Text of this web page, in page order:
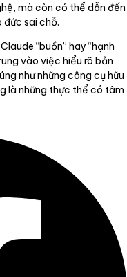
mà còn có thể dẫn đến
sai chỗ.
“buồn” hay “hạnh
vào việc hiểu rõ bản
như những công cụ hữu
là những thực thể có tâm